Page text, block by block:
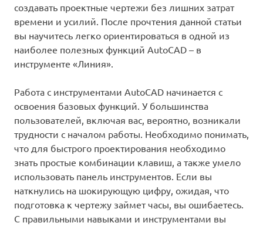
создавать проектные чертежи без лишних затрат
времени и усилий. После прочтения данной статьи
вы научитесь легко ориентироваться в одной из
наиболее полезных функций AutoCAD – в
инструменте «Линия».
Работа с инструментами AutoCAD начинается с
освоения базовых функций. У большинства
пользователей, включая вас, вероятно, возникали
трудности с началом работы. Необходимо понимать,
что для быстрого проектирования необходимо
знать простые комбинации клавиш, а также умело
использовать панель инструментов. Если вы
наткнулись на шокирующую цифру, ожидая, что
подготовка к чертежу займет часы, вы ошибаетесь.
С правильными навыками и инструментами вы